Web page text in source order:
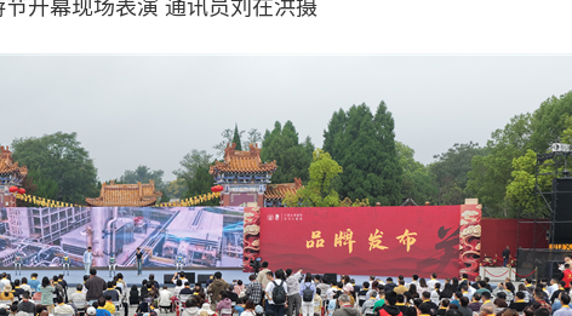
开幕现场表演 通讯员刘在洪摄